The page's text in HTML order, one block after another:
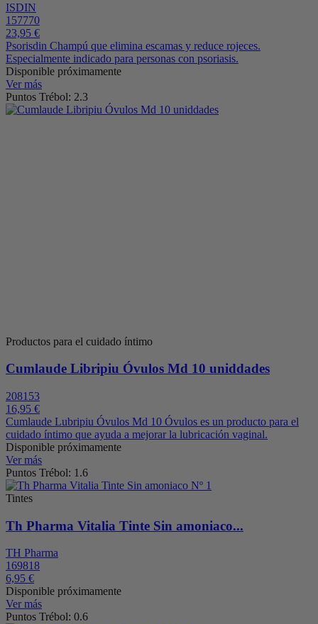
ISDIN
157770
23,95 €
Psorisdin Champú que elimina escamas y reduce rojeces.
Especialmente indicado para personas con psoriasis.
Disponible próximamente
Ver más
Puntos Trébol: 2.3
Productos para el cuidado íntimo
Cumlaude Libripiu Óvulos Md 10 uniddades
208153
16,95 €
Cumlaude Lubripiu Óvulos Md 10 Óvulos es un producto para el
cuidado íntimo que ayuda a mejorar la lubricación vaginal.
Disponible próximamente
Ver más
Puntos Trébol: 1.6
Tintes
Th Pharma Vitalia Tinte Sin amoniaco...
TH Pharma
169818
6,95 €
Disponible próximamente
Ver más
Puntos Trébol: 0.6